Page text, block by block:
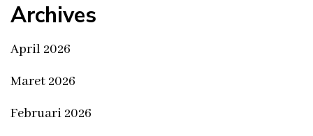
Archives
April 2026
Maret 2026
Februari 2026